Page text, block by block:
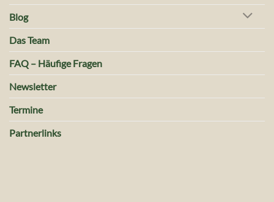
Blog
Das Team
FAQ – Häufige Fragen
Newsletter
Termine
Partnerlinks